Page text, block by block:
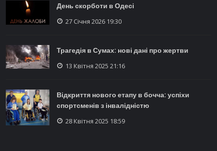
День скорботи в Одесі
27 Січня 2026 19:30
Трагедія в Сумах: нові дані про жертви
13 Квітня 2025 21:16
Відкриття нового етапу в бочча: успіхи
спортсменів з інвалідністю
28 Квітня 2025 18:59